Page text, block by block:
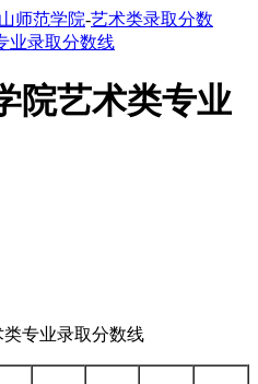
师范学院-艺术类录取分数
业录取分数线
院艺术类专业
类专业录取分数线